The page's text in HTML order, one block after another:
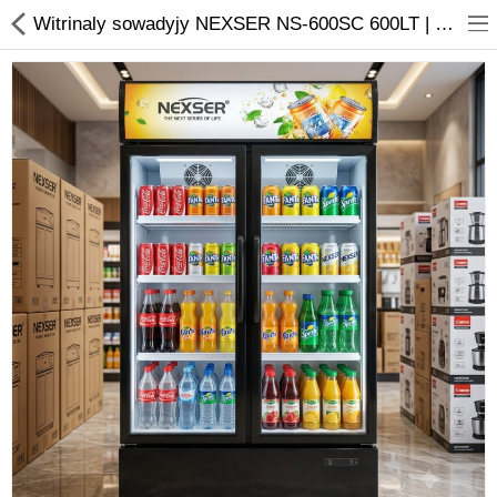
Noutbuk
Monobloklar
Kompýuter düzüjiler
Monitorlar
Kompýuter aksesuarlary
Printerler
Witrinaly sowadyjy NEXSER NS-600SC 600LT | Ýyndam Tehnika Dünýäsi